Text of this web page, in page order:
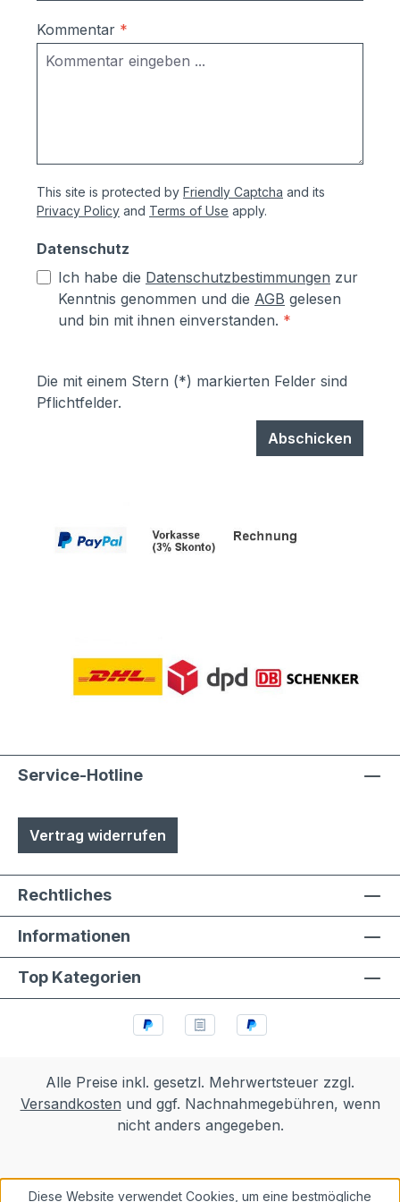
Durchrostung.Korrosionsschutzmaßnahm
en (Angaben vom Hersteller):- Kästen aus
sendzimierverzinktem Stahl (verfombar
phosphatiert, Aluminiumteile chromfrei
chromatiert- Zusätzlich erhalten alle
eloxierte Oberflächen, eine
lösungsmittelfreie Pulverlackierung (z.T.
auch Kunststoffbeschichtung genannt) mit
Polyesterpulver in Fassadenqualität, dies
mindestens ca. 70 µm
Kommentar *
This site is protected by Friendly Captcha and its
Privacy Policy and Terms of Use apply.
Datenschutz
Ich habe die Datenschutzbestimmungen zur
Kenntnis genommen und die AGB gelesen
und bin mit ihnen einverstanden. *
Die mit einem Stern (*) markierten Felder sind
Pflichtfelder.
Abschicken
Service-Hotline
Vertrag widerrufen
Rechtliches
Informationen
Top Kategorien
Alle Preise inkl. gesetzl. Mehrwertsteuer zzgl.
Versandkosten und ggf. Nachnahmegebühren, wenn
nicht anders angegeben.
Diese Website verwendet Cookies, um eine bestmögliche